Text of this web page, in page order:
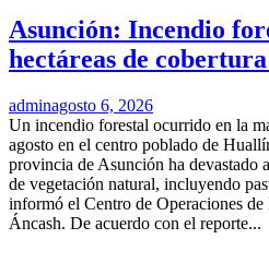
Asunción: Incendio
hectáreas de
adminagosto 6, 2026
Un incendio forestal ocurrido en la
agosto en el centro poblado de
provincia de Asunción ha devastado
de vegetación natural, incluyendo
informó el Centro de Operaciones
Áncash. De acuerdo con el reporte...